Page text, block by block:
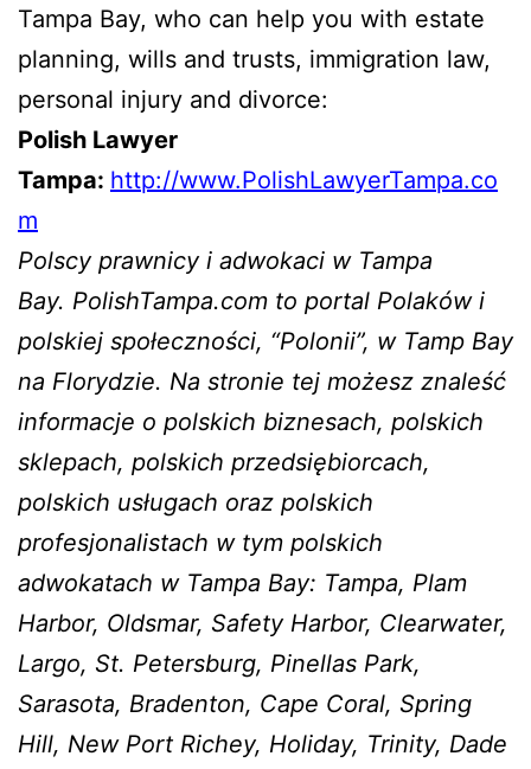
Tampa Bay, who can help you with estate
planning, wills and trusts, immigration law,
personal injury and divorce:
Polish Lawyer
Tampa: http://www.PolishLawyerTampa.co
m
Polscy prawnicy i adwokaci w Tampa
Bay. PolishTampa.com to portal Polaków i
polskiej społeczności, “Polonii”, w Tamp Bay
na Florydzie. Na stronie tej możesz znaleść
informacje o polskich biznesach, polskich
sklepach, polskich przedsiębiorcach,
polskich usługach oraz polskich
profesjonalistach w tym polskich
adwokatach w Tampa Bay: Tampa, Plam
Harbor, Oldsmar, Safety Harbor, Clearwater,
Largo, St. Petersburg, Pinellas Park,
Sarasota, Bradenton, Cape Coral, Spring
Hill, New Port Richey, Holiday, Trinity, Dade